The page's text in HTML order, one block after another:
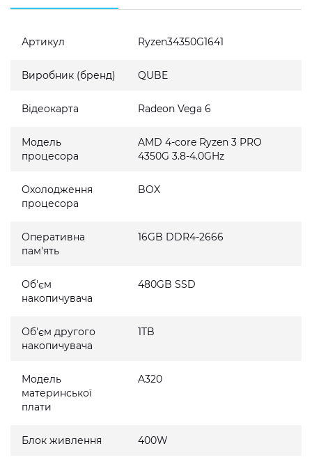
Артикул Ryzen34350G1641
Виробник (бренд) QUBE
Відеокарта Radeon Vega 6
Модель
процесора
AMD 4-core Ryzen 3 PRO
4350G 3.8-4.0GHz
Охолодження
процесора
BOX
Оперативна
пам'ять
16GB DDR4-2666
Об'єм
накопичувача
480GB SSD
Об'єм другого
накопичувача
1TB
Модель
материнської
плати
A320
Блок живлення 400W